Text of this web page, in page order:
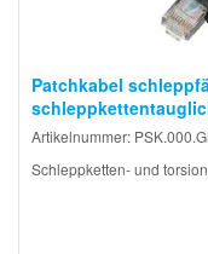
Patchkabel
Artikelnummer:
Schleppketten- und